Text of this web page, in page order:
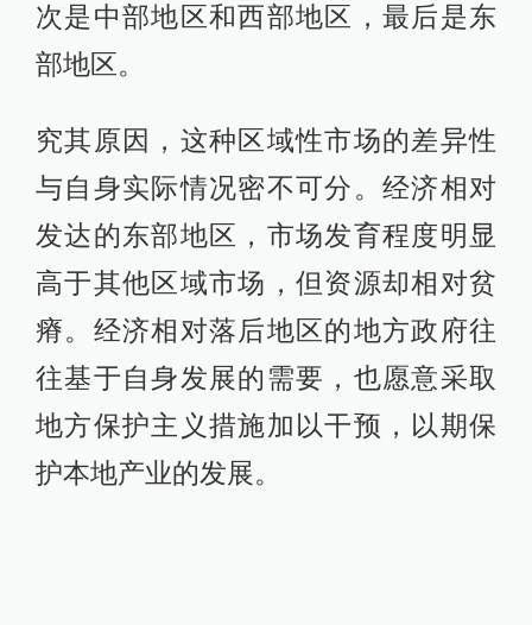
次是中部地区和西部地区，最后是东
部地区。
究其原因，这种区域性市场的差异性
与自身实际情况密不可分。经济相对
发达的东部地区，市场发育程度明显
高于其他区域市场，但资源却相对贫
瘠。经济相对落后地区的地方政府往
往基于自身发展的需要，也愿意采取
地方保护主义措施加以干预，以期保
护本地产业的发展。